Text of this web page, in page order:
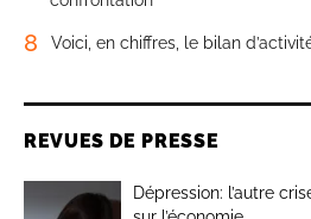
8 Voici, en chiffres, le bilan
REVUES DE PRESSE
Dépression: l’autre